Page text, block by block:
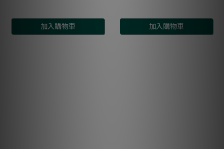
加入購物車 加入購物車